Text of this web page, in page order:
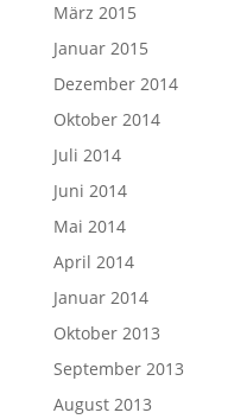
März 2015
Januar 2015
Dezember 2014
Oktober 2014
Juli 2014
Juni 2014
Mai 2014
April 2014
Januar 2014
Oktober 2013
September 2013
August 2013